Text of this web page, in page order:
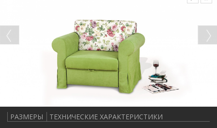
РАЗМЕРЫ ТЕХНИЧЕСКИЕ ХАРАКТЕРИСТИКИ